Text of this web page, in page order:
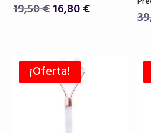
19,50€El
19,50 €.
16,80€El
¡Oferta!